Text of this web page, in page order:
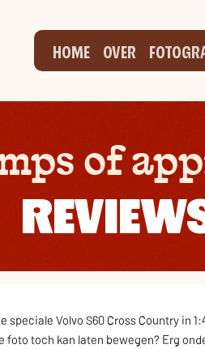
HOME OVER
of
Volvo S60 Cross Country in
toch kan laten bewegen? Erg